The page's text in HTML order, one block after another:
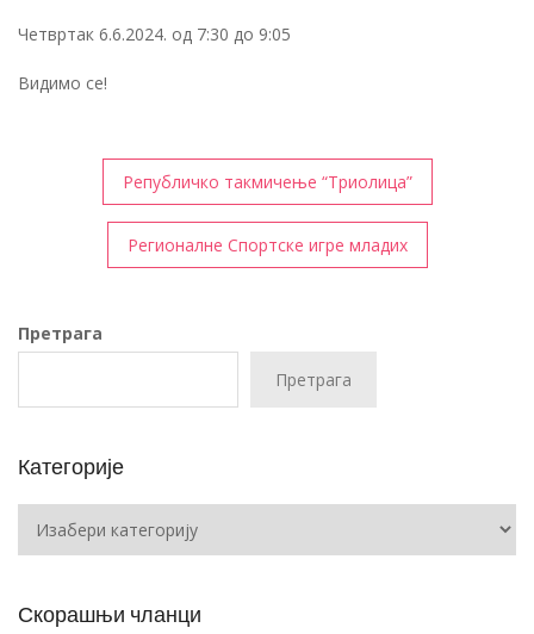
Четвртак 6.6.2024. од 7:30 до 9:05
Видимо се!
Кретање
чланка
Републичко такмичење “Триолица”
Регионалне Спортске игре младих
Претрага
Претрага
Категорије
Скорашњи чланци